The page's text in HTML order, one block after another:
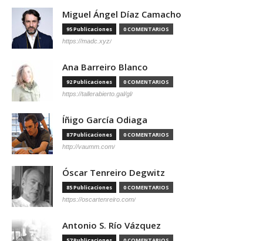
Miguel Ángel Díaz Camacho
95 Publicaciones 0 COMENTARIOS
https://madc.xyz/
Ana Barreiro Blanco
92 Publicaciones 0 COMENTARIOS
https://tallerabierto.gal/gl/
Íñigo García Odiaga
87 Publicaciones 0 COMENTARIOS
http://vaumm.com/
Óscar Tenreiro Degwitz
85 Publicaciones 0 COMENTARIOS
https://oscartenreiro.com/
Antonio S. Río Vázquez